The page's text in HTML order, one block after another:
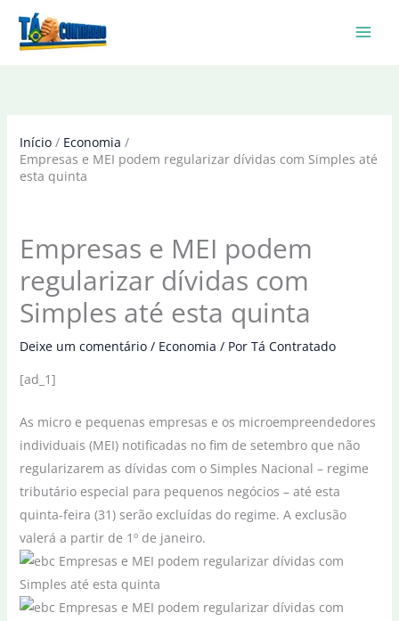
Início
Economia
Empresas e MEI podem regularizar dívidas com Simples até
esta quinta
Empresas e MEI podem
regularizar dívidas com
Simples até esta quinta
Deixe um comentário / Economia / Por Tá Contratado
[ad_1]
As micro e pequenas empresas e os microempreendedores
individuais (MEI) notificadas no fim de setembro que não
regularizarem as dívidas com o Simples Nacional – regime
tributário especial para pequenos negócios – até esta
quinta-feira (31) serão excluídas do regime. A exclusão
valerá a partir de 1º de janeiro.